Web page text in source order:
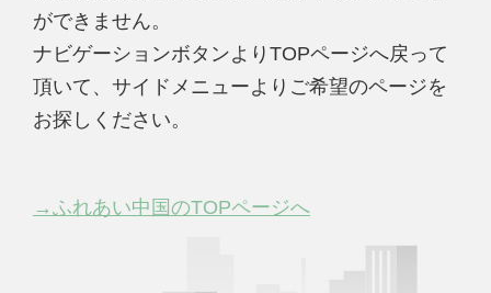
ができません。
ナビゲーションボタンよりTOPページへ戻って
頂いて、サイドメニューよりご希望のページを
お探しください。
→ふれあい中国のTOPページへ